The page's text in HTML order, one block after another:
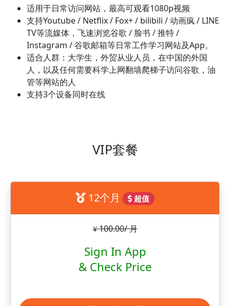
适用于日常访问网站，最高可观看1080p视频
支持Youtube / Netflix / Fox+ / bilibili / 动画疯 / LINE
TV等流媒体，飞速浏览谷歌 / 脸书 / 推特 /
Instagram / 谷歌邮箱等日常工作学习网站及App。
适合人群：大学生，外贸从业人员，在中国的外国
人，以及任何需要科学上网翻墙爬梯子访问谷歌，油
管等网站的人
支持3个设备同时在线
VIP套餐
12个月 超值
¥100.00/ 月
Sign In App
& Check Price